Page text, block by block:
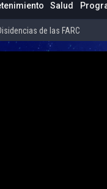
Salud
de las FARC
Venezuela Nicolás